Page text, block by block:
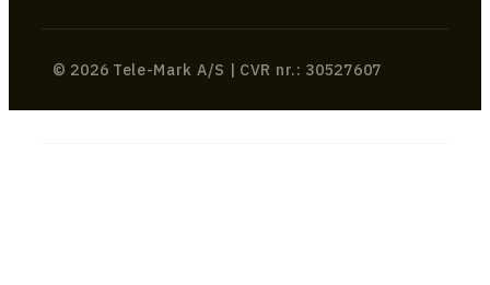
© 2026 Tele-Mark A/S | CVR nr.: 30527607